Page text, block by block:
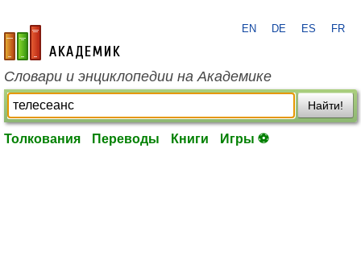
academic.ru
EN DE ES FR
Словари и энциклопедии на Академике
Найти!
Толкования Переводы Книги Игры ⚽